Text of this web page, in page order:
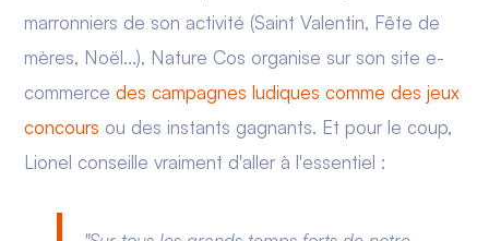
marronniers de son activité (Saint Valentin, Fête de
mères, Noël...), Nature Cos organise sur son site e-
commercedes campagnes ludiques comme des jeux
concours ou des instants gagnants. Et pour le coup,
Lionel conseille vraiment d'aller à l'essentiel :